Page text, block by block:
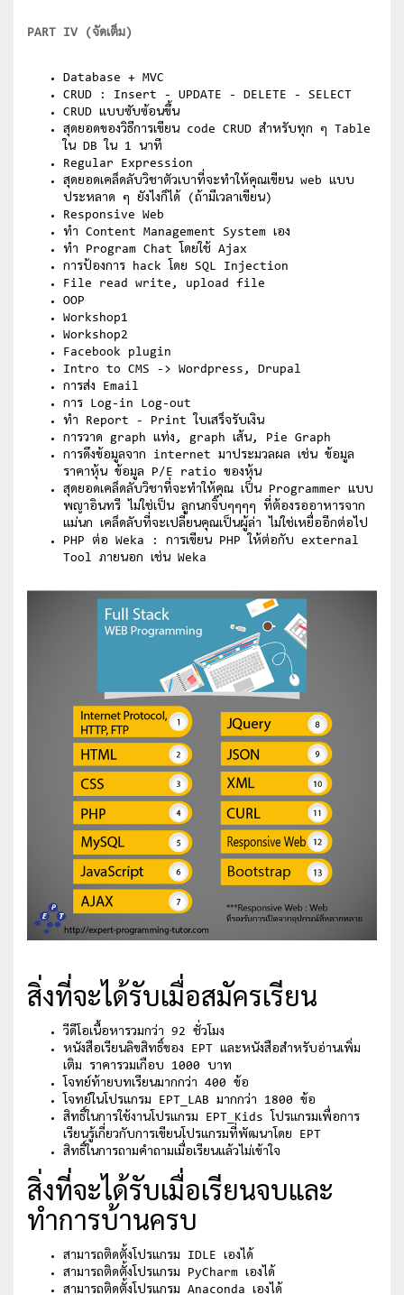
PART IV (จัดเต็ม)
Database + MVC
CRUD : Insert - UPDATE - DELETE - SELECT
CRUD แบบซับซ้อนขึ้น
สุดยอดของวิธีการเขียน code CRUD สำหรับทุก ๆ Table
ใน DB ใน 1 นาที
Regular Expression
สุดยอดเคล็ดลับวิชาตัวเบาที่จะทำให้คุณเขียน web แบบ
ประหลาด ๆ ยังไงก็ได้ (ถ้ามีเวลาเขียน)
Responsive Web
ทำ Content Management System เอง
ทำ Program Chat โดยใช้ Ajax
การป้องการ hack โดย SQL Injection
File read write, upload file
OOP
Workshop1
Workshop2
Facebook plugin
Intro to CMS -> Wordpress, Drupal
การส่ง Email
การ Log-in Log-out
ทำ Report - Print ใบเสร็จรับเงิน
การวาด graph แท่ง, graph เส้น, Pie Graph
การดึงข้อมูลจาก internet มาประมวลผล เช่น ข้อมูล
ราคาหุ้น ข้อมูล P/E ratio ของหุ้น
สุดยอดเคล็ดลับวิชาที่จะทำให้คุณ เป็น Programmer แบบ
พญาอินทรี ไม่ใช่เป็น ลูกนกจิ๊บๆๆๆๆ ที่ต้องรออาหารจาก
แม่นก เคล็ดลับที่จะเปลี่ยนคุณเป็นผู้ล่า ไม่ใช่เหยื่ออีกต่อไป
PHP ต่อ Weka : การเขียน PHP ให้ต่อกับ external
Tool ภายนอก เช่น Weka
สิ่งที่จะได้รับเมื่อสมัครเรียน
วีดีโอเนื้อหารวมกว่า 92 ชั่วโมง
หนังสือเรียนลิขสิทธิ์ของ EPT และหนังสือสำหรับอ่านเพิ่ม
เติม ราคารวมเกือบ 1000 บาท
โจทย์ท้ายบทเรียนมากกว่า 400 ข้อ
โจทย์ในโปรแกรม EPT_LAB มากกว่า 1800 ข้อ
สิทธิ์ในการใช้งานโปรแกรม EPT_Kids โปรแกรมเพื่อการ
เรียนรู้เกี่ยวกับการเขียนโปรแกรมที่พัฒนาโดย EPT
สิทธิ์ในการถามคำถามเมื่อเรียนแล้วไม่เข้าใจ
สิ่งที่จะได้รับเมื่อเรียนจบและ
ทำการบ้านครบ
สามารถติดตั้งโปรแกรม IDLE เองได้
สามารถติดตั้งโปรแกรม PyCharm เองได้
สามารถติดตั้งโปรแกรม Anaconda เองได้